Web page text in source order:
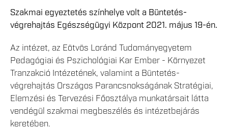
Szakmai egyeztetés színhelye volt a Büntetés-
végrehajtás Egészségügyi Központ 2021. május 19-én.
Az intézet, az Eötvös Loránd Tudományegyetem
Pedagógiai és Pszichológiai Kar Ember - Környezet
Tranzakció Intézetének, valamint a Büntetés-
végrehajtás Országos Parancsnokságának Stratégiai,
Elemzési és Tervezési Főosztálya munkatársait látta
vendégül szakmai megbeszélés és intézetbejárás
keretében.